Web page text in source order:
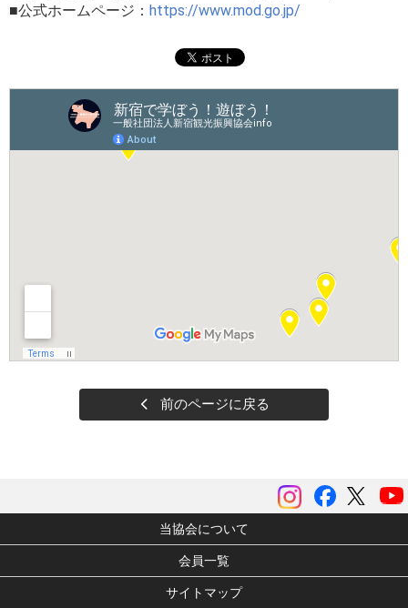
■公式ホームページ： https://www.mod.go.jp/
前のページに戻る
ツイ
Facebook
instagram
当協会について
会員一覧
サイトマップ